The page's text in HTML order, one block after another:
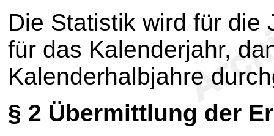
Die Statistik wird für die
für das Kalenderjahr,
Kalenderhalbjahre
§ 2 Übermittlung der